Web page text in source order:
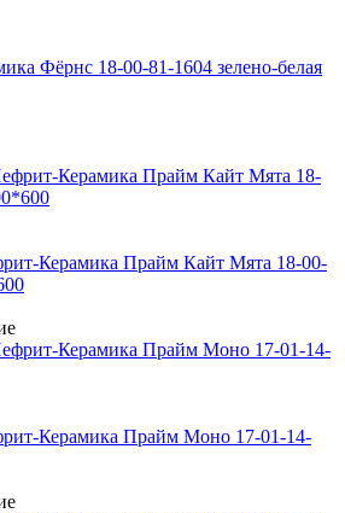
Фёрнс 18-00-81-1604 зелено-белая
Керамика Прайм Кайт Мята 18-00-
Керамика Прайм Моно 17-01-14-